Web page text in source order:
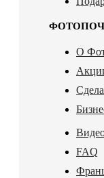
О
FAQ